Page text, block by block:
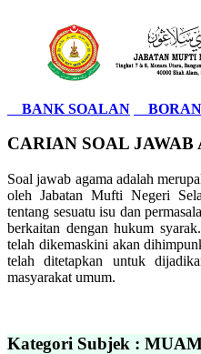
BANK SOALAN
CARIAN SOAL JAWAB
Soal jawab agama adalah
oleh Jabatan Mufti Negeri
tentang sesuatu isu dan
berkaitan dengan hukum
telah dikemaskini akan
telah ditetapkan untuk
masyarakat umum.
Kategori Subjek :